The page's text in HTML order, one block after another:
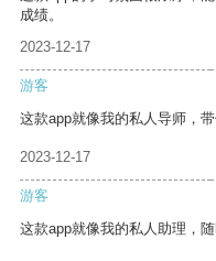
成绩。
2023-12-17
游客
这款app就像我的私人导师，
2023-12-17
游客
这款app就像我的私人助理，